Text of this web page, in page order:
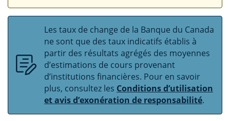
Les taux de change de la Banque du Canada
ne sont que des taux indicatifs établis à
partir des résultats agrégés des moyennes
d’estimations de cours provenant
d’institutions financières. Pour en savoir
plus, consultez les Conditions d’utilisation
et avis d’exonération de responsabilité.